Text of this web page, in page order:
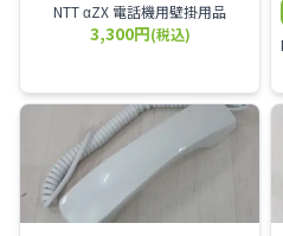
NTT αZX 電話機用壁掛用品
3,300円(税込)